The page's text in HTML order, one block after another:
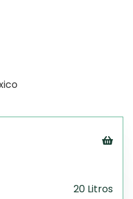
20 Litros